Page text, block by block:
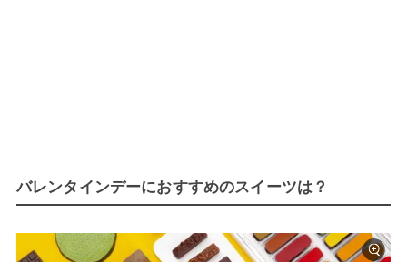
バレンタインデーにおすすめのスイーツは？